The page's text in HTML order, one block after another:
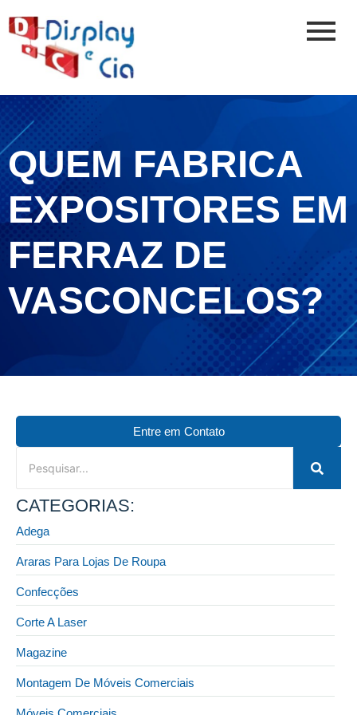
QUEM FABRICA
EXPOSITORES EM
FERRAZ DE
VASCONCELOS?
Entre em Contato
CATEGORIAS:
Adega
Araras Para Lojas De Roupa
Confecções
Corte A Laser
Magazine
Montagem De Móveis Comerciais